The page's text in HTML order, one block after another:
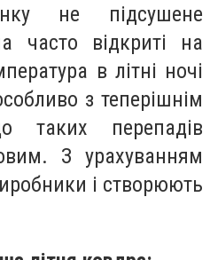
не підсушене
часто відкриті на
в літні ночі
з теперішнім
таких перепадів
З урахуванням
і створюють